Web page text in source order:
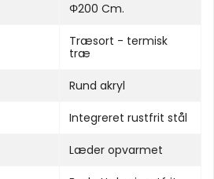
Φ200 Cm.
Træsort - termisk
træ
Rund akryl
Integreret rustfrit stål
Læder opvarmet